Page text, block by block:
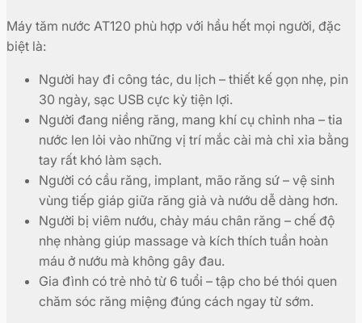
Máy tăm nước AT120 phù hợp với hầu hết mọi người, đặc
biệt là:
Người hay đi công tác, du lịch – thiết kế gọn nhẹ, pin
30 ngày, sạc USB cực kỳ tiện lợi.
Người đang niềng răng, mang khí cụ chỉnh nha – tia
nước len lỏi vào những vị trí mắc cài mà chỉ xỉa bằng
tay rất khó làm sạch.
Người có cầu răng, implant, mão răng sứ – vệ sinh
vùng tiếp giáp giữa răng giả và nướu dễ dàng hơn.
Người bị viêm nướu, chảy máu chân răng – chế độ
nhẹ nhàng giúp massage và kích thích tuần hoàn
máu ở nướu mà không gây đau.
Gia đình có trẻ nhỏ từ 6 tuổi – tập cho bé thói quen
chăm sóc răng miệng đúng cách ngay từ sớm.